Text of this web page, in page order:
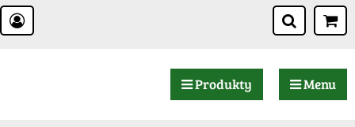
Produkty Menu